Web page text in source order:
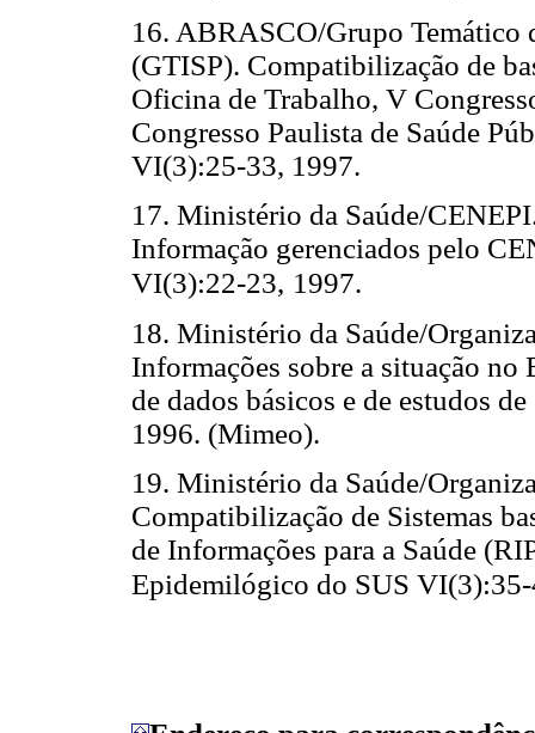
16. ABRASCO/Grupo Temático
(GTISP). Compatibilização de
Oficina de Trabalho, V
Congresso Paulista de Saúde
VI(3):25-33, 1997.
17. Ministério da Saúde/
Informação gerenciados pelo
VI(3):22-23, 1997.
18. Ministério da Saúde/
Informações sobre a situação
de dados básicos e de estudos
1996. (Mimeo).
19. Ministério da Saúde/
Compatibilização de Sistemas
de Informações para a Saúde
Epidemilógico do SUS